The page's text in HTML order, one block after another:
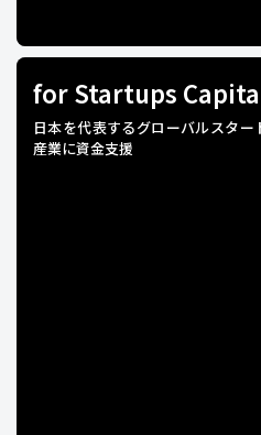
for Startups
日本を代表するグローバルスタ
産業に資金支援